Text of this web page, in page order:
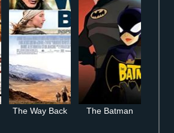
The Way Back The Batman